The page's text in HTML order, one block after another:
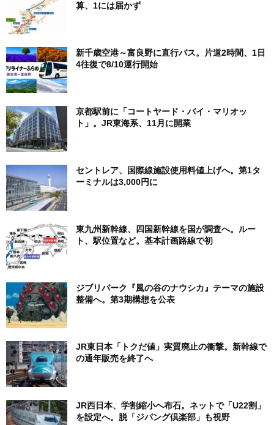
算、1には届かず
新千歳空港～富良野に直行バス。片道2時間、1日
4往復で8/10運行開始
京都駅前に「コートヤード・バイ・マリオッ
ト」。JR東海系、11月に開業
セントレア、国際線施設使用料値上げへ。第1タ
ーミナルは3,000円に
東九州新幹線、四国新幹線を国が調査へ。ルー
ト、駅位置など。基本計画路線で初
ジブリパーク『風の谷のナウシカ』テーマの施設
整備へ。第3期構想を公表
JR東日本「トクだ値」実質廃止の衝撃。新幹線で
の通年販売を終了へ
JR西日本、学割縮小へ布石。ネットで「U22割」
を設定へ。脱「ジパング倶楽部」も視野